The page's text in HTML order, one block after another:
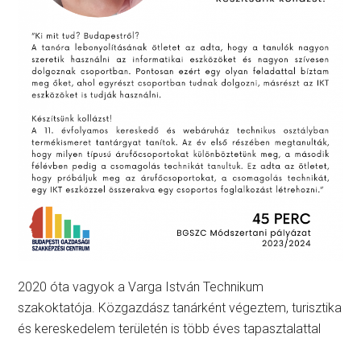
2020 óta vagyok a Varga István Technikum
szakoktatója. Közgazdász tanárként végeztem, turisztika
és kereskedelem területén is több éves tapasztalattal